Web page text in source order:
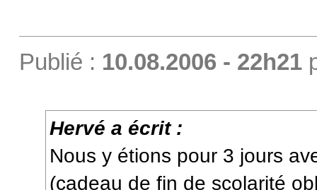
Publié : 10.08.2006 - 22h21
Hervé a écrit :
Nous y étions pour 3 jours
(cadeau de fin de scolarité